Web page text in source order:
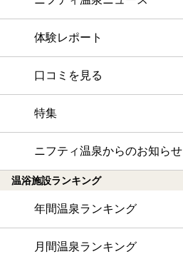
体験レポート
口コミを見る
特集
ニフティ温泉からのお知らせ
温浴施設ランキング
年間温泉ランキング
月間温泉ランキング